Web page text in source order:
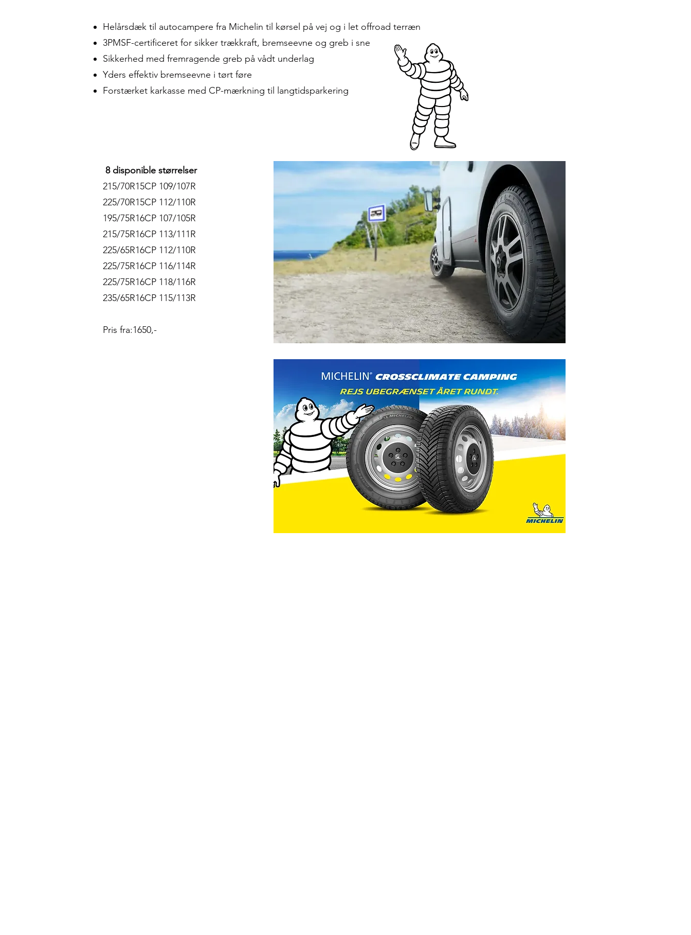
Helårsdæk til autocampere fra Michelin til kørsel på vej og i let offroad terræn
3PMSF-certificeret for sikker trækkraft, bremseevne og greb i sne
Sikkerhed med fremragende greb på vådt underlag
Yders effektiv bremseevne i tørt føre
Forstærket karkasse med CP-mærkning til langtidsparkering
8 disponible størrelser
215/70R15CP 109/107R
225/70R15CP 112/110R
195/75R16CP 107/105R
215/75R16CP 113/111R
225/65R16CP 112/110R
225/75R16CP 116/114R
225/75R16CP 118/116R
235/65R16CP 115/113R
Pris fra:1650,-